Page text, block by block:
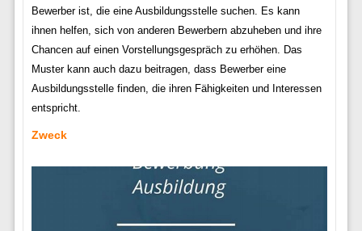
Bewerber ist, die eine Ausbildungsstelle suchen. Es kann
ihnen helfen, sich von anderen Bewerbern abzuheben und ihre
Chancen auf einen Vorstellungsgespräch zu erhöhen. Das
Muster kann auch dazu beitragen, dass Bewerber eine
Ausbildungsstelle finden, die ihren Fähigkeiten und Interessen
entspricht.
Zweck